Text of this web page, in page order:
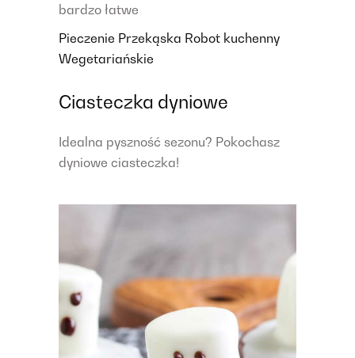
bardzo łatwe
Pieczenie Przekąska Robot kuchenny
Wegetariańskie
Ciasteczka dyniowe
Idealna pyszność sezonu? Pokochasz
dyniowe ciasteczka!